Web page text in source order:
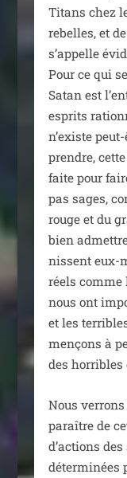
Titans chez
rebelles, et
s’appelle
Pour ce qui
Satan est
esprits
n’existe
prendre,
faite pour
pas sages,
rouge et du
bien
nissent eux-
réels comme
nous ont
et les
men­çons à
des hor­ribles
Nous
paraître de
d’actions
déter­mi­nées